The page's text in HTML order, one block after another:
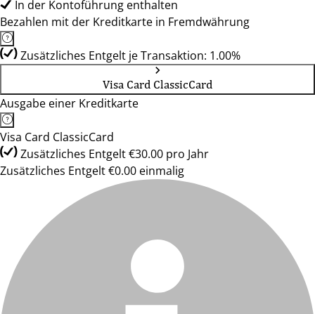
In der Kontoführung enthalten
Bezahlen mit der Kreditkarte in Fremdwährung
Zusätzliches Entgelt je Transaktion: 1.00%
Visa Card ClassicCard
Ausgabe einer Kreditkarte
Visa Card ClassicCard
Zusätzliches Entgelt €30.00 pro Jahr
Zusätzliches Entgelt €0.00 einmalig